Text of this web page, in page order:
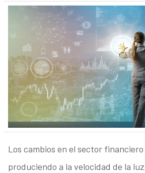
Los cambios en el sector
produciendo a la velocidad de la